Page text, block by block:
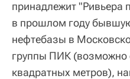
принадлежит "Ривьера
в прошлом году
нефтебазы в
группы ПИК (возможно
квадратных метров),